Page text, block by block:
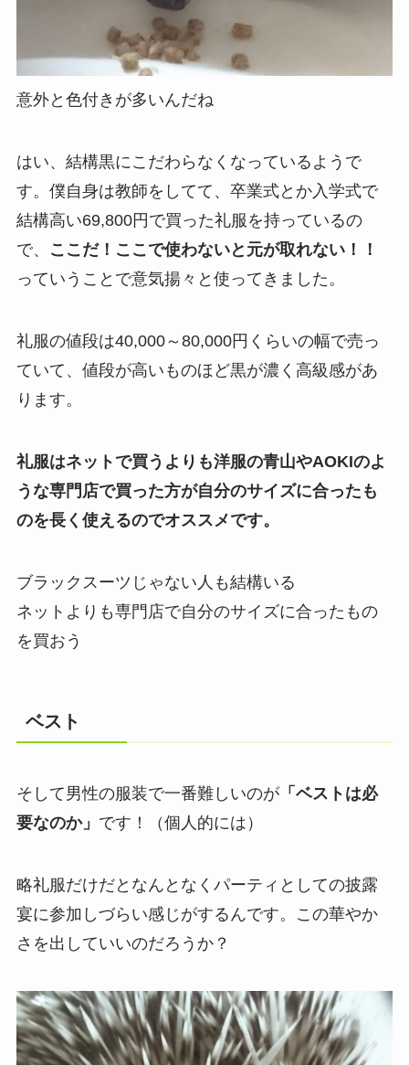
意外と色付きが多いんだね
はい、結構黒にこだわらなくなっているようで
す。僕自身は教師をしてて、卒業式とか入学式で
結構高い69,800円で買った礼服を持っているの
で、
ここだ！ここで使わないと元が取れない！！
っていうことで意気揚々と使ってきました。
礼服の値段は40,000～80,000円 くらいの幅で売っ
ていて、値段が高いものほど黒が濃く高級感があ
ります。
礼服はネットで買うよりも洋服の青山やAOKIのよ
うな専門店で買った方が自分のサイズに合ったも
のを長く使えるのでオススメです。
ブラックスーツじゃない人も結構いる
ネットよりも専門店で自分のサイズに合ったもの
を買おう
ベスト
そして男性の服装で一番難しいのが「ベストは必
要なのか」 です！（個人的には）
略礼服だけだとなんとなくパーティとしての披露
宴に参加しづらい感じがするんです。この華やか
さを出していいのだろうか？